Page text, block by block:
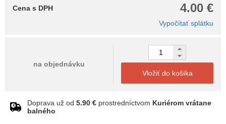
4.00 €
Cena s DPH
Vypočítať splátku
na objednávku
Vložiť do košíka
Doprava už od 5.90 € prostredníctvom Kuriérom vrátane
balného